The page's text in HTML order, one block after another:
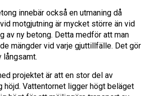
innebär också en utmaning då
motgjutning är mycket större än vid
av ny betong. Detta medför att man
mängder vid varje gjuttillfälle. Det gör
långsamt.
projektet är att en stor del av
höjd. Vattentornet ligger högt beläget